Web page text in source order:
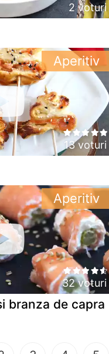
2 voturi
13 voturi
Aperitiv
32 voturi
branza de capra
Aperitiv